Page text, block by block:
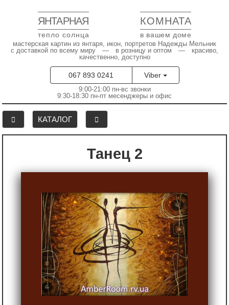
ЯНТАРНАЯ КОМНАТА
тепло солнца в вашем доме
мастерская картин из янтаря, икон, портретов Надежды Мельник
с доставкой по всему миру — в розницу и оптом — красиво,
качественно, доступно
067 893 0241 Viber
9:00-21:00 пн-вс звонки
9:30-18:30 пн-пт месенджеры и офис
КАТАЛОГ
Танец 2